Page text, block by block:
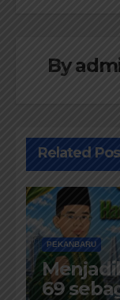
By
Related
PEKANBARU
69